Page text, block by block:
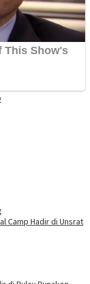
Camp Hadir di Unsrat